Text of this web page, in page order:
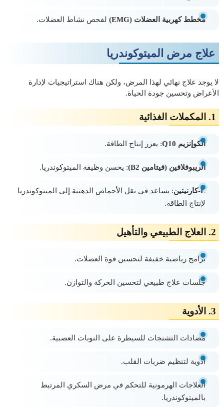
مخطط كهربية العضلات (EMG) لفحص نشاط العضلات.
علاج مرض الميتوكوندريا
لا يوجد علاج نهائي لهذا المرض، ولكن هناك استراتيجيات لإدارة
الأعراض وتحسين جودة الحياة.
1. المكملات الغذائية
الكوإنزيم Q10 : يعزز إنتاج الطاقة.
الريبوفلافين (فيتامين B2) : يحسن وظيفة الميتوكوندريا.
L-كارنيتين
: يساعد في نقل الأحماض الدهنية إلى الميتوكوندريا
لإنتاج الطاقة.
2. العلاج الطبيعي والتأهيل
برامج رياضية خفيفة لتحسين قوة العضلات.
جلسات علاج طبيعي لتحسين الحركة والتوازن.
3. الأدوية
مضادات التشنجات للسيطرة على النوبات العصبية.
أدوية لتنظيم ضربات القلب.
العلاجات الهرمونية للتحكم في مرض السكري المرتبط
بالميتوكوندريا.